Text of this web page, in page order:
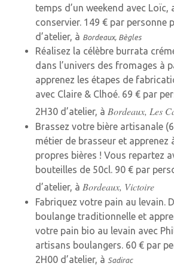
temps d’un weekend avec Loïc,
conservier. 149 € par personne
d’atelier, à Bordeaux, Bègles
Réalisez la célèbre burrata
dans l’univers des fromages à
apprenez les étapes de
avec Claire & Clhoé. 69 € par
2H30 d’atelier, à Bordeaux, Les
Brassez votre bière artisanale
métier de brasseur et apprenez
propres bières ! Vous repartez
bouteilles de 50cl. 90 € par
d’atelier, à Bordeaux, Victoire
Fabriquez votre pain au levain.
boulange traditionnelle et
votre pain bio au levain avec
artisans boulangers. 60 € par
2H00 d’atelier, à Sadirac